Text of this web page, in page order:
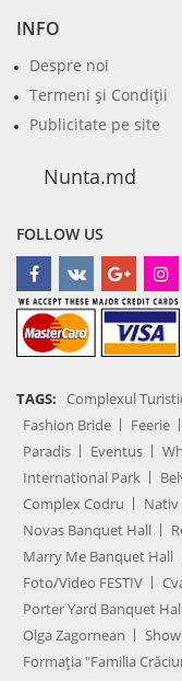
INFO
Despre noi
Termeni şi Condiţii
Publicitate pe site
Nunta.md
FOLLOW US
TAGS: Complexul
Fashion Bride
Feerie
Paradis
Eventus
International Park
Complex Codru
Novas Banquet Hall
Marry Me Banquet Hall
Foto/Video FESTIV
Porter Yard Banquet
Olga Zagornean
Formația "Familia